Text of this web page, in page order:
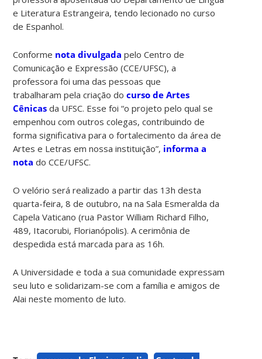
e Literatura Estrangeira, tendo lecionado no curso
de Espanhol.
Conforme nota divulgada pelo Centro de
Comunicação e Expressão (CCE/UFSC), a
professora foi uma das pessoas que
trabalharam pela criação docurso de Artes
Cênicas da UFSC. Esse foi “o projeto pelo qual se
empenhou com outros colegas, contribuindo de
forma significativa para o fortalecimento da área de
Artes e Letras em nossa instituição”, informa a
nota do CCE/UFSC.
O velório será realizado a partir das 13h desta
quarta-feira, 8 de outubro, na na Sala Esmeralda da
Capela Vaticano (rua Pastor William Richard Filho,
489, Itacorubi, Florianópolis). A cerimônia de
despedida está marcada para as 16h.
A Universidade e toda a sua comunidade expressam
seu luto e solidarizam-se com a família e amigos de
Alai neste momento de luto.